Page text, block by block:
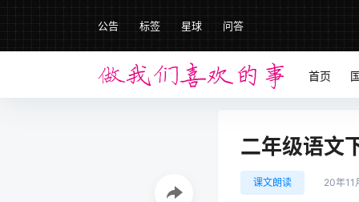
公告 标签 星球 问答
首页
二年级语文
课文朗读 20年11